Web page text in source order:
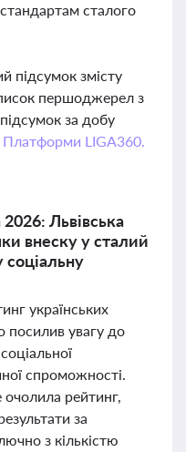
сталого
підсумок змісту
першоджерел з
за добу
Платформи LIGA360.
Львівська
внеску у сталий
соціальну
українських
посилив увагу до
спроможності.
очолила рейтинг,
за
з кількістю